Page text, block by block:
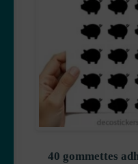
40 gommettes